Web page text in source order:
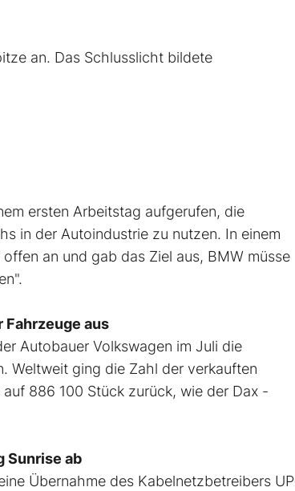
an. Das Schlusslicht bildete
ersten Arbeitstag aufgerufen, die
in der Autoindustrie zu nutzen. In einem
an und gab das Ziel aus, BMW müsse
aus
Autobauer Volkswagen im Juli die
Weltweit ging die Zahl der verkauften
886 100 Stück zurück, wie der Dax -
Sunrise ab
Übernahme des Kabelnetzbetreibers